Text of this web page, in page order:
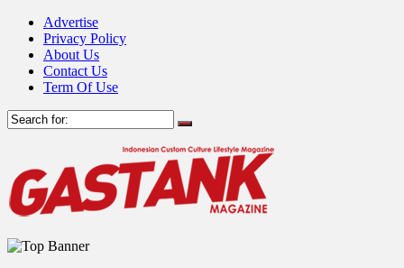
Advertise
Privacy Policy
About Us
Contact Us
Term Of Use